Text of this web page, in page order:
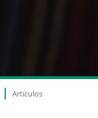
Artículos